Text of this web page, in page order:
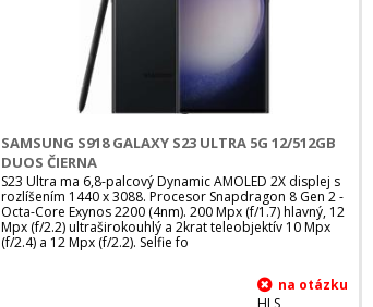
SAMSUNG S918 GALAXY S23 ULTRA 5G 12/512GB
DUOS ČIERNA
S23 Ultra ma 6,8-palcový Dynamic AMOLED 2X displej s
rozlíšením 1440 x 3088. Procesor Snapdragon 8 Gen 2 -
Octa-Core Exynos 2200 (4nm). 200 Mpx (f/1.7) hlavný, 12
Mpx (f/2.2) ultraširokouhlý a 2krat teleobjektív 10 Mpx
(f/2.4) a 12 Mpx (f/2.2). Selfie fo